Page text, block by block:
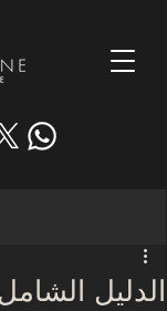
الدليل